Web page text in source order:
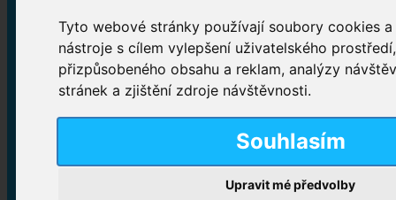
Tyto webové stránky používají soubory cookies
nástroje s cílem vylepšení uživatelského
přizpůsobeného obsahu a reklam, analýzy
stránek a zjištění zdroje návštěvnosti.
Souhlasím
Upravit mé předvolby
Inkontinenční kalhotky
Plenkové kalhotky navlékací,Plenkové kalhotky
zalepovací,Inkontinenční kalhotky dámské
Inkontinenční vložky